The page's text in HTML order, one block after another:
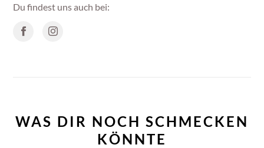
Du findest uns auch bei:
WAS DIR NOCH SCHMECKEN
KÖNNTE